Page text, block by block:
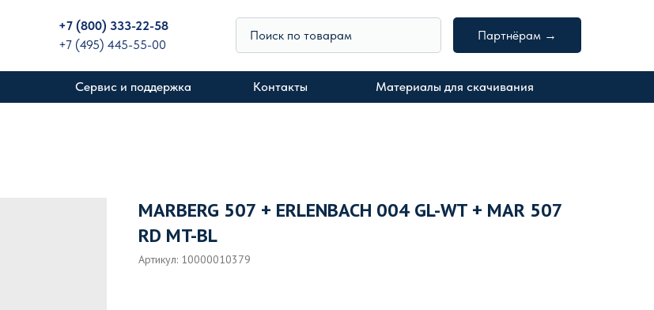
Партнёрам →
Материалы для скачивания
Сервис и поддержка Контакты
+7 (800) 333-22-58
+7 (495) 445-55-00
Поиск по товарам
MARBERG 507 + ERLENBACH 004 GL-WT + MAR 507
RD MT-BL
Артикул: 10000010379